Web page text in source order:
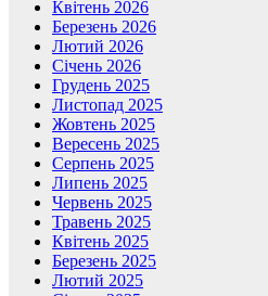
Квітень 2026
Березень 2026
Лютий 2026
Січень 2026
Грудень 2025
Листопад 2025
Жовтень 2025
Вересень 2025
Серпень 2025
Липень 2025
Червень 2025
Травень 2025
Квітень 2025
Березень 2025
Лютий 2025